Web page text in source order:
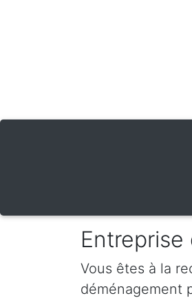
Vous êtes à la
déménagement